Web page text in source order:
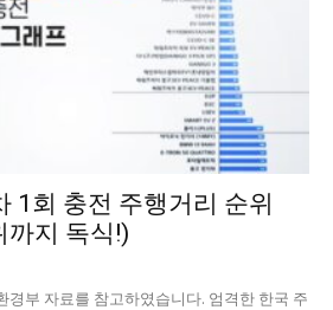
1회 충전 주행거리 순위
까지 독식!)
경부 자료를 참고하였습니다. 엄격한 한국 주